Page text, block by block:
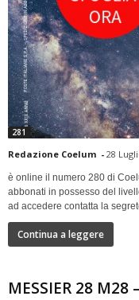
281
Redazione Coelum - 28
è online il numero 280 di
abbonati in possesso del
ad accedere contatta la
Continua a leggere
MESSIER 28